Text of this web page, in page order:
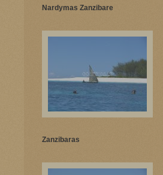
Nardymas Zanzibare
Zanzibaras